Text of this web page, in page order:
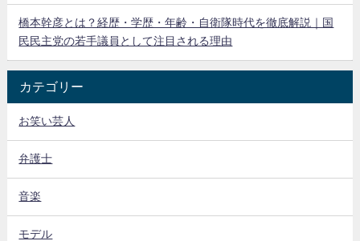
橋本幹彦とは？経歴・学歴・年齢・自衛隊時代を徹底解説｜国
民民主党の若手議員として注目される理由
カテゴリー
お笑い芸人
弁護士
音楽
モデル